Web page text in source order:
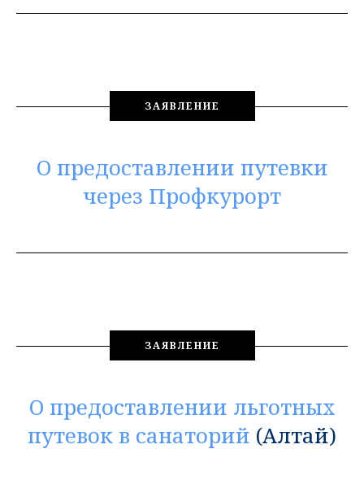
ЗАЯВЛЕНИЕ
О предоставлении путевки
через Профкурорт
ЗАЯВЛЕНИЕ
О предоставлении льготных
путевок в санаторий (Алтай)